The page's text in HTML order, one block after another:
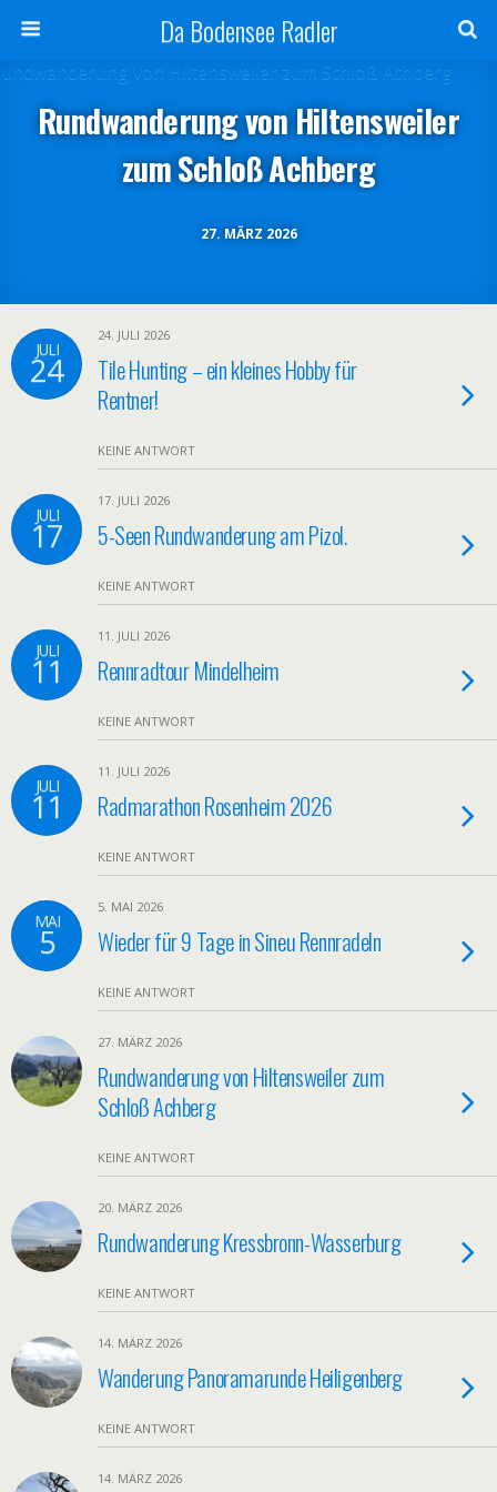
Da Bodensee Radler
27. MÄRZ 2026
Rundwanderung von Hiltensweiler
zum Schloß Achberg
JULI
24
24. JULI 2026
Tile Hunting – ein kleines Hobby für
Rentner!
KEINE ANTWORT
JULI
17
17. JULI 2026
5-Seen Rundwanderung am Pizol.
KEINE ANTWORT
JULI
11
11. JULI 2026
Rennradtour Mindelheim
KEINE ANTWORT
JULI
11
11. JULI 2026
Radmarathon Rosenheim 2026
KEINE ANTWORT
MAI
5
5. MAI 2026
Wieder für 9 Tage in Sineu Rennradeln
KEINE ANTWORT
27. MÄRZ 2026
Rundwanderung von Hiltensweiler zum
Schloß Achberg
KEINE ANTWORT
20. MÄRZ 2026
Rundwanderung Kressbronn-Wasserburg
KEINE ANTWORT
14. MÄRZ 2026
Wanderung Panoramarunde Heiligenberg
KEINE ANTWORT
14. MÄRZ 2026